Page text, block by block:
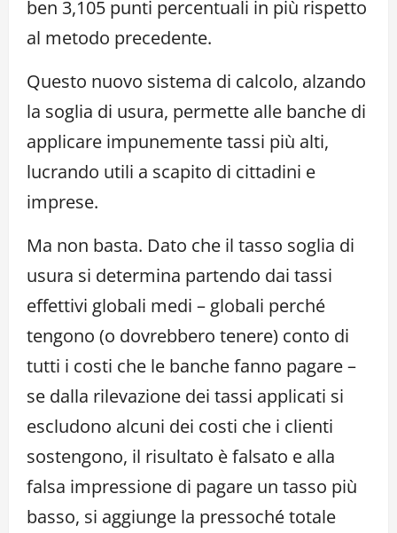
ben 3,105 punti percentuali in più rispetto
al metodo precedente.
Questo nuovo sistema di calcolo, alzando
la soglia di usura, permette alle banche di
applicare impunemente tassi più alti,
lucrando utili a scapito di cittadini e
imprese.
Ma non basta. Dato che il tasso soglia di
usura si determina partendo dai tassi
effettivi globali medi – globali perché
tengono (o dovrebbero tenere) conto di
tutti i costi che le banche fanno pagare –
se dalla rilevazione dei tassi applicati si
escludono alcuni dei costi che i clienti
sostengono, il risultato è falsato e alla
falsa impressione di pagare un tasso più
basso, si aggiunge la pressoché totale